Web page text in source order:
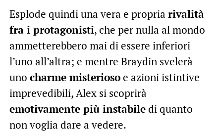
Esplode quindi una vera e propria rivalità
fra i protagonisti, che per nulla al mondo
ammetterebbero mai di essere inferiori
l’uno all’altra; e mentre Braydin svelerà
uno charme misteriosoe azioni istintive
imprevedibili, Alex si scoprirà
emotivamente più instabiledi quanto
non voglia dare a vedere.